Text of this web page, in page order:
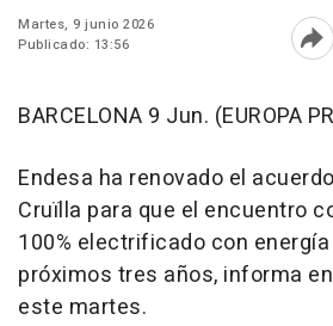
Martes, 9 junio 2026
Publicado: 13:56
BARCELONA 9 Jun. (EUROPA
Endesa ha renovado el
Cruïlla para que el encuentro
100% electrificado con
próximos tres años, informa
este martes.